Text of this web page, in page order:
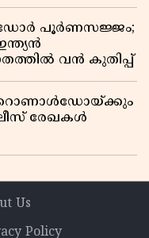
പൂർണസജ്ജം;
വൻ കുതിപ്പ്
റൊണാൾഡോയ്ക്കും
രേഖകൾ
Us
Policy